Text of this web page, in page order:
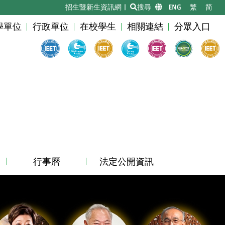
招生暨新生資訊網 | 搜尋 | ENG 繁 简
單位 行政單位 在校學生 相關連結 分眾入口
行事曆 法定公開資訊